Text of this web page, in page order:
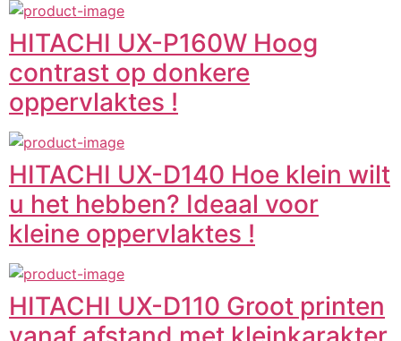
HITACHI UX-P160W Hoog
contrast op donkere
oppervlaktes !
HITACHI UX-D140 Hoe klein wilt
u het hebben? Ideaal voor
kleine oppervlaktes !
HITACHI UX-D110 Groot printen